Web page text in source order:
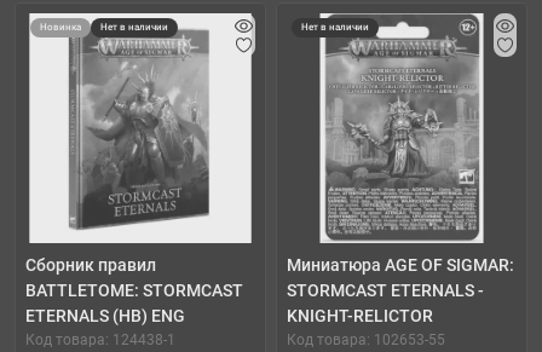
Новинка Нет в наличии
Сборник правил
BATTLETOME: STORMCAST
ETERNALS (HB) ENG
Код товара: 124438-1
Нет в наличии
Миниатюра AGE OF SIGMAR:
STORMCAST ETERNALS -
KNIGHT-RELICTOR
Код товара: 102653-55